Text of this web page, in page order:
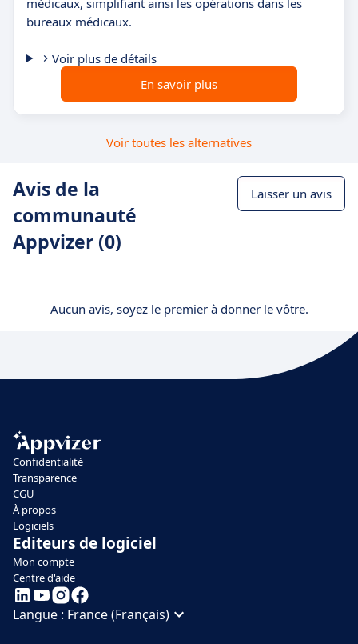
médicaux, simplifiant ainsi les opérations dans les
bureaux médicaux.
Voir plus de détails
En savoir plus
Voir toutes les alternatives
Avis de la
communauté
Appvizer (0)
Laisser un avis
Aucun avis, soyez le premier à donner le vôtre.
Confidentialité
Transparence
CGU
À propos
Logiciels
Editeurs de logiciel
Mon compte
Centre d'aide
Langue : France (Français)